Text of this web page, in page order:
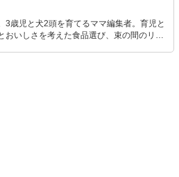
3歳児と犬2頭を育てるママ編集者。育児と
いしさを考えた食品選び、束の間のリラ